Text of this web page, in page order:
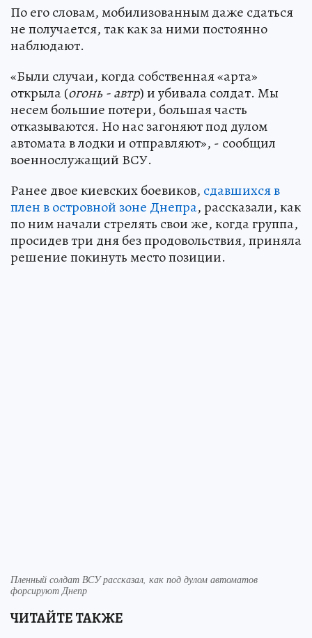
По его словам, мобилизованным даже сдаться
не получается, так как за ними постоянно
наблюдают.
«Были случаи, когда собственная «арта»
открыла (огонь - автр) и убивала солдат. Мы
несем большие потери, большая часть
отказываются. Но нас загоняют под дулом
автомата в лодки и отправляют», - сообщил
военнослужащий ВСУ.
Ранее двое киевских боевиков, сдавшихся в
плен в островной зоне Днепра, рассказали, как
по ним начали стрелять свои же, когда группа,
просидев три дня без продовольствия, приняла
решение покинуть место позиции.
Пленный солдат ВСУ рассказал, как под дулом автоматов
форсируют Днепр
ЧИТАЙТЕ ТАКЖЕ